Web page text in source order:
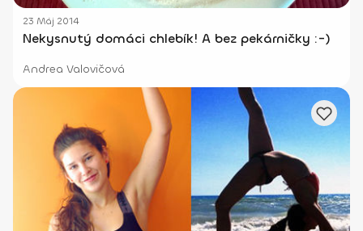
23 Máj 2014
Nekysnutý domáci chlebík! A bez pekárničky :-)
Andrea Valovičová